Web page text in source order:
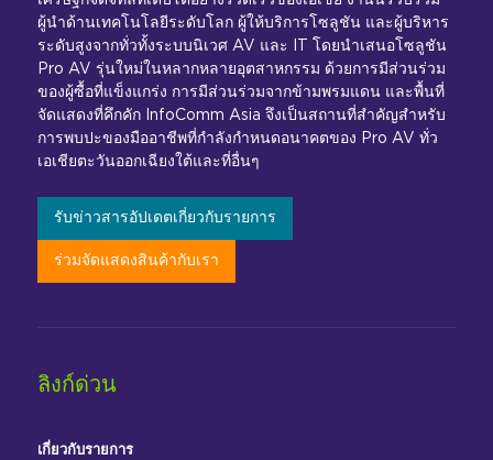
ผู้นำด้านเทคโนโลยีระดับโลก ผู้ให้บริการโซลูชัน และผู้บริหาร
ระดับสูงจากทั่วทั้งระบบนิเวศ AV และ IT โดยนำเสนอโซลูชัน
Pro AV รุ่นใหม่ในหลากหลายอุตสาหกรรม ด้วยการมีส่วนร่วม
ของผู้ซื้อที่แข็งแกร่ง การมีส่วนร่วมจากข้ามพรมแดน และพื้นที่
จัดแสดงที่คึกคัก InfoComm Asia จึงเป็นสถานที่สำคัญสำหรับ
การพบปะของมืออาชีพที่กำลังกำหนดอนาคตของ Pro AV ทั่ว
เอเชียตะวันออกเฉียงใต้และที่อื่นๆ
รับข่าวสารอัปเดตเกี่ยวกับรายการ
ร่วมจัดแสดงสินค้ากับเรา
ลิงก์ด่วน
เกี่ยวกับรายการ